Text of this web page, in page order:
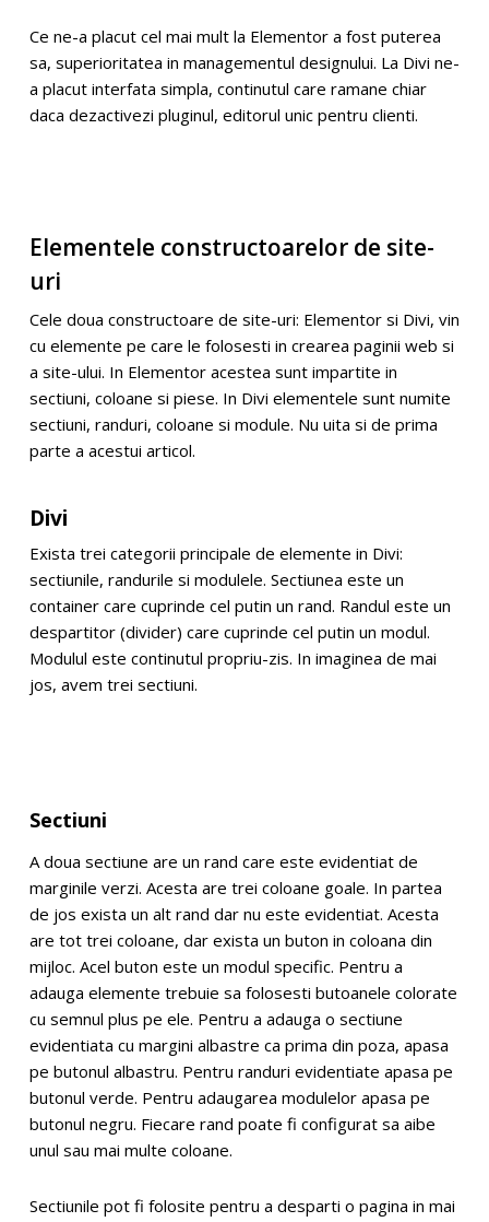
Ce ne-a placut cel mai mult la Elementor a fost puterea
sa, superioritatea in managementul designului. La Divi ne-
a placut interfata simpla, continutul care ramane chiar
daca dezactivezi pluginul, editorul unic pentru clienti.
Elementele constructoarelor de site-
uri
Cele doua constructoare de site-uri: Elementor si Divi, vin
cu elemente pe care le folosesti in crearea paginii web si
a site-ului. In Elementor acestea sunt impartite in
sectiuni, coloane si piese. In Divi elementele sunt numite
sectiuni, randuri, coloane si module. Nu uita si de prima
parte a acestui articol.
Divi
Exista trei categorii principale de elemente in Divi:
sectiunile, randurile si modulele. Sectiunea este un
container care cuprinde cel putin un rand. Randul este un
despartitor (divider) care cuprinde cel putin un modul.
Modulul este continutul propriu-zis. In imaginea de mai
jos, avem trei sectiuni.
Sectiuni
A doua sectiune are un rand care este evidentiat de
marginile verzi. Acesta are trei coloane goale. In partea
de jos exista un alt rand dar nu este evidentiat. Acesta
are tot trei coloane, dar exista un buton in coloana din
mijloc. Acel buton este un modul specific. Pentru a
adauga elemente trebuie sa folosesti butoanele colorate
cu semnul plus pe ele. Pentru a adauga o sectiune
evidentiata cu margini albastre ca prima din poza, apasa
pe butonul albastru. Pentru randuri evidentiate apasa pe
butonul verde. Pentru adaugarea modulelor apasa pe
butonul negru. Fiecare rand poate fi configurat sa aibe
unul sau mai multe coloane.
Sectiunile pot fi folosite pentru a desparti o pagina in mai